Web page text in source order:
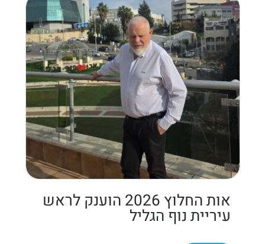
אות החלוץ 2026 הוענק לראש
עיריית נוף הגליל